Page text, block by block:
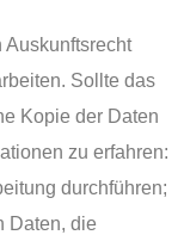
Auskunftsrecht
Sollte das
Kopie der Daten
zu erfahren:
durchführen;
Daten, die